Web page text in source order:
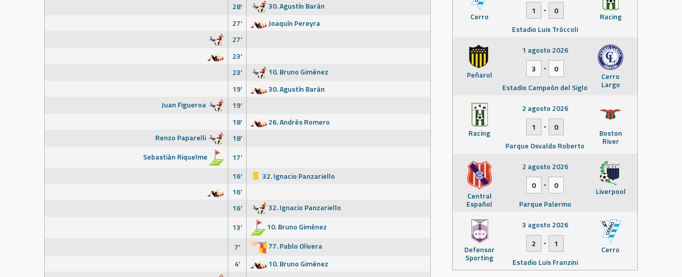
28'
30. Agustín Barán
27'
Joaquín Pereyra
27'
23'
23'
10. Bruno Giménez
19'
30. Agustín Barán
Juan Figueroa
19'
18'
26. Andrés Romero
Renzo Paparelli
18'
Sebastián Riquelme
17'
16'
32. Ignacio Panzariello
16'
16'
32. Ignacio Panzariello
13'
10. Bruno Giménez
7'
77. Pablo Olivera
4'
10. Bruno Giménez
Cerro Racing
1
-
0
Estadio Luis Tróccoli
Peñarol Cerro
Largo
1 agosto 2026
3
-
0
Estadio Campeón del Siglo
Racing Boston
River
2 agosto 2026
1
-
0
Parque Osvaldo Roberto
Central
Español
Liverpool
2 agosto 2026
0
-
0
Parque Palermo
Defensor
Sporting
Cerro
3 agosto 2026
2
-
1
Estadio Luis Franzini